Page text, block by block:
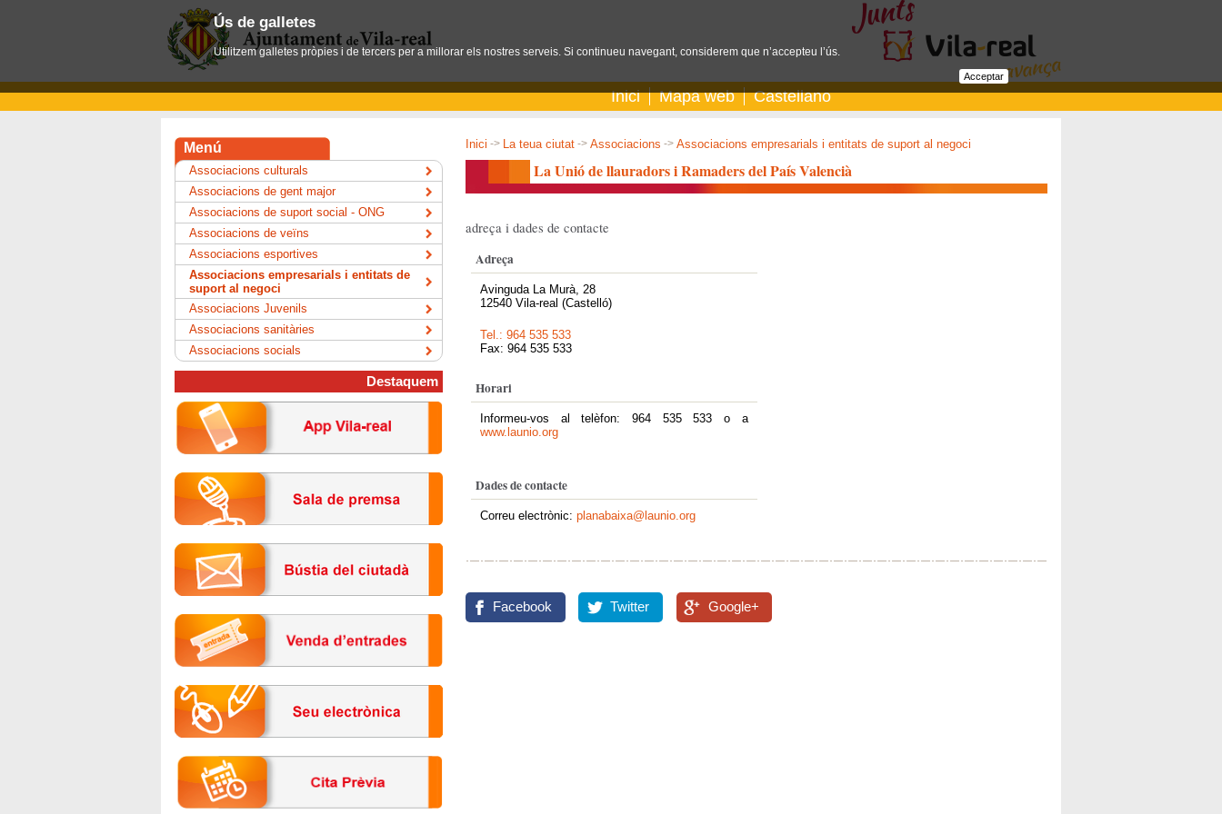
Inici Mapa web Castellano
Inici -> La teua ciutat -> Associacions -> Associacions empresarials i entitats de suport al negoci
La Unió de llauradors i Ramaders del País Valencià
adreça i dades de contacte
Adreça
Avinguda La Murà, 28
12540 Vila-real (Castelló)
Tel.: 964 535 533
Fax: 964 535 533
Horari
Informeu-vos al telèfon: 964 535 533 o a
www.launio.org
Dades de contacte
Correu electrònic: planabaixa@launio.org
Facebook Twitter Google+
Menú
Associacions culturals
Associacions de gent major
Associacions de suport social - ONG
Associacions de veïns
Associacions esportives
Associacions empresarials i entitats de
suport al negoci
Associacions Juvenils
Associacions sanitàries
Associacions socials
Destaquem
Ús de galletes
Utilitzem galletes pròpies i de tercers per a millorar els nostres serveis. Si continueu navegant, considerem que n’accepteu l’ús.
Acceptar